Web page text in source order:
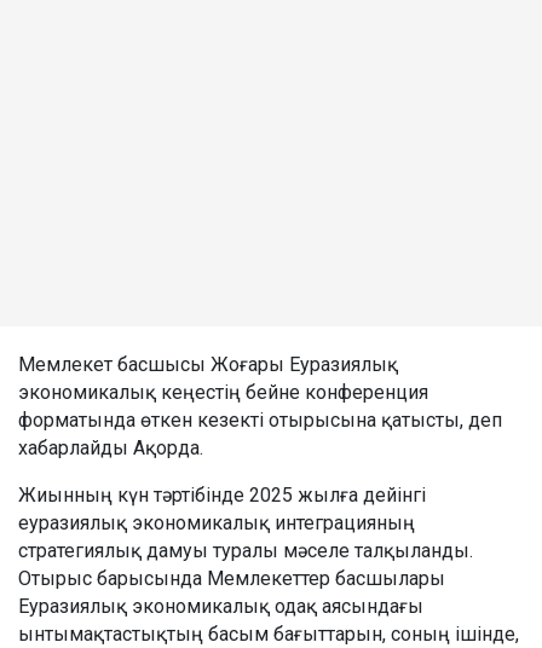
Мемлекет басшысы Жоғары Еуразиялық
экономикалық кеңестің бейне конференция
форматында өткен кезекті отырысына қатысты, деп
хабарлайды Ақорда.
Жиынның күн тәртібінде 2025 жылға дейінгі
еуразиялық экономикалық интеграцияның
стратегиялық дамуы туралы мәселе талқыланды.
Отырыс барысында Мемлекеттер басшылары
Еуразиялық экономикалық одақ аясындағы
ынтымақтастықтың басым бағыттарын, соның ішінде,